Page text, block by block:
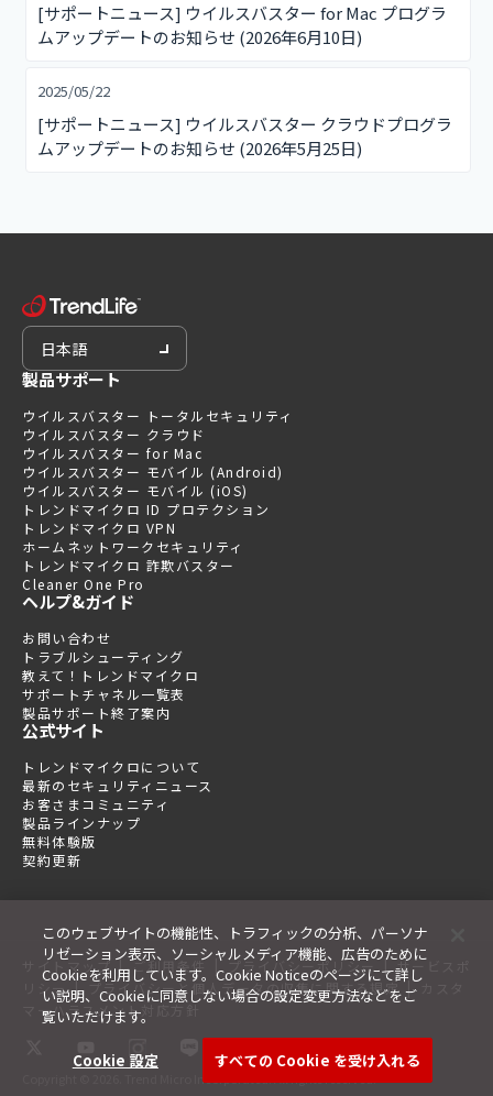
[サポートニュース] ウイルスバスター for Mac プログラ
ムアップデートのお知らせ (2026年6月10日)
2025/05/22
[サポートニュース] ウイルスバスター クラウドプログラ
ムアップデートのお知らせ (2026年5月25日)
日本語
製品サポート
ウイルスバスター トータルセキュリティ
ウイルスバスター クラウド
ウイルスバスター for Mac
ウイルスバスター モバイル (Android)
ウイルスバスター モバイル (iOS)
トレンドマイクロ ID プロテクション
トレンドマイクロ VPN
ホームネットワークセキュリティ
トレンドマイクロ 詐欺バスター
Cleaner One Pro
ヘルプ&ガイド
お問い合わせ
トラブルシューティング
教えて！トレンドマイクロ
サポートチャネル一覧表
製品サポート終了案内
公式サイト
トレンドマイクロについて
最新のセキュリティニュース
お客さまコミュニティ
製品ラインナップ
無料体験版
契約更新
サイトマップ | ご利用条件 プライバシーポリシー | サービスポ
リシー | プライバシーと個人データの収集に関する規定 |
マーハラスメント対応方針
Copyright © 2026. Trend Micro Incorporated. All rights reserved.
このウェブサイトの機能性、トラフィックの分析、パーソナ
リゼーション表示、ソーシャルメディア機能、広告のために
Cookieを利用しています。Cookie Noticeのページにて詳し
い説明、Cookieに同意しない場合の設定変更方法などをご
覧いただけます。
Cookie 設定 すべての Cookie を受け入れる